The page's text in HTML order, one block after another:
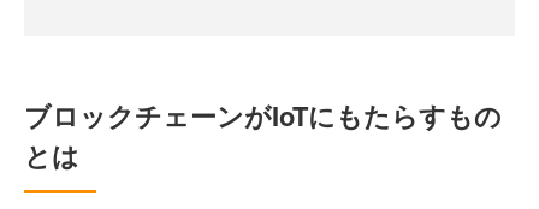
ブロックチェーンがIoTにもたらすもの
とは